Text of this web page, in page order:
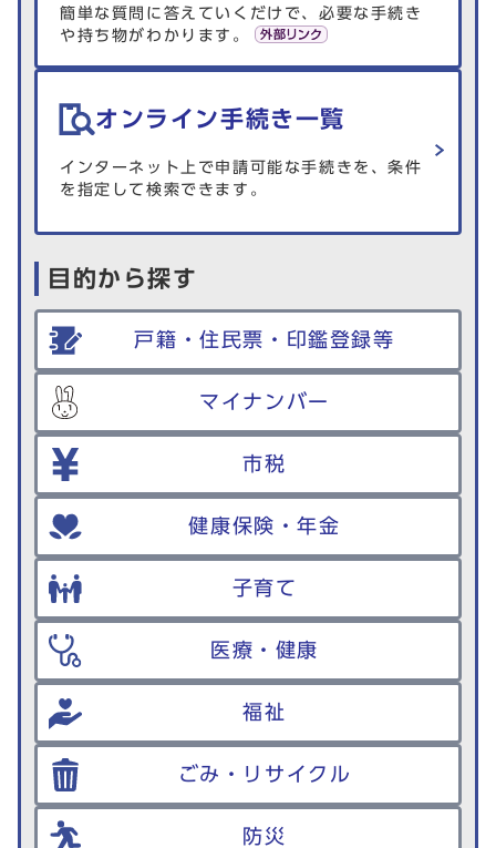
簡単な質問に答えていくだけで、必要な手続き
や持ち物がわかります。
オンライン手続き一覧
インターネット上で申請可能な手続きを、条件
を指定して検索できます。
目的から探す
戸籍・住民票・印鑑登録等
マイナンバー
市税
健康保険・年金
子育て
医療・健康
福祉
ごみ・リサイクル
防災